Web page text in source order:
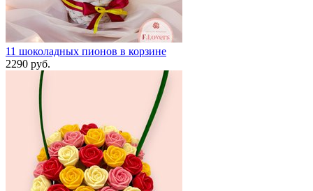
11 шоколадных пионов в корзине
2290 руб.